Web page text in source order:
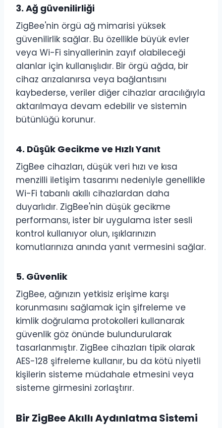
3. Ağ güvenilirliği
ZigBee'nin örgü ağ mimarisi yüksek
güvenilirlik sağlar. Bu özellikle büyük evler
veya Wi-Fi sinyallerinin zayıf olabileceği
alanlar için kullanışlıdır. Bir örgü ağda, bir
cihaz arızalanırsa veya bağlantısını
kaybederse, veriler diğer cihazlar aracılığıyla
aktarılmaya devam edebilir ve sistemin
bütünlüğü korunur.
4. Düşük Gecikme ve Hızlı Yanıt
ZigBee cihazları, düşük veri hızı ve kısa
menzilli iletişim tasarımı nedeniyle genellikle
Wi-Fi tabanlı akıllı cihazlardan daha
duyarlıdır. ZigBee'nin düşük gecikme
performansı, ister bir uygulama ister sesli
kontrol kullanıyor olun, ışıklarınızın
komutlarınıza anında yanıt vermesini sağlar.
5. Güvenlik
ZigBee, ağınızın yetkisiz erişime karşı
korunmasını sağlamak için şifreleme ve
kimlik doğrulama protokolleri kullanarak
güvenlik göz önünde bulundurularak
tasarlanmıştır. ZigBee cihazları tipik olarak
AES-128 şifreleme kullanır, bu da kötü niyetli
kişilerin sisteme müdahale etmesini veya
sisteme girmesini zorlaştırır.
Bir ZigBee Akıllı Aydınlatma Sistemi